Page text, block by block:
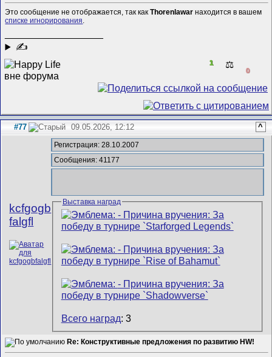
Это сообщение не отображается, так какThorenlawar находится в вашем
списке игнорирования.
✍
1 ⚖️
0
#77 09.05.2026, 12:12 ^
kcfgogb
falgfl
Регистрация: 28.10.2007
Сообщения: 41177
Выставка наград
Всего наград: 3
Re: Конструктивные предложения по развитию HW!